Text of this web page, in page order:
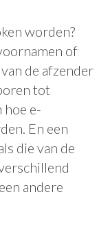
worden?
of
de afzender
tot
hoe e-
En een
die van de
andere